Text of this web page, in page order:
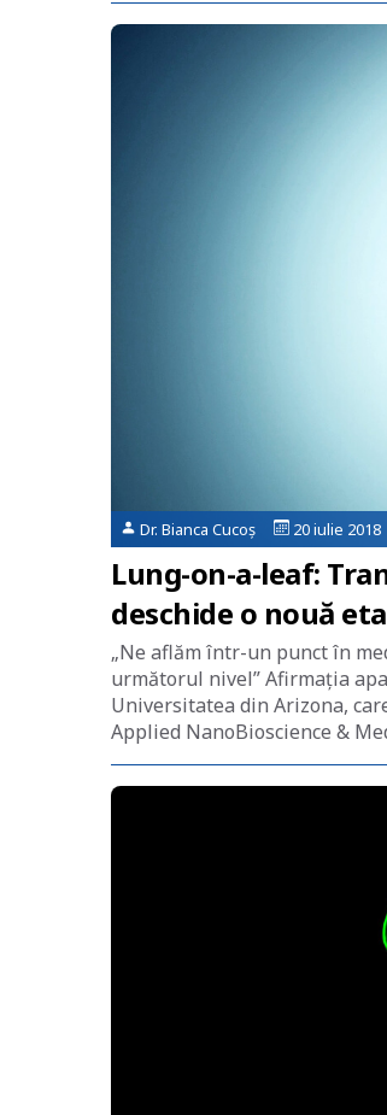
Dr. Bianca Cucoș 20 iulie
Lung-on-a-leaf:
deschide o nouă
„Ne aflăm într-un punct în
următorul nivel” Afirmația
Universitatea din Arizona,
Applied NanoBioscience &